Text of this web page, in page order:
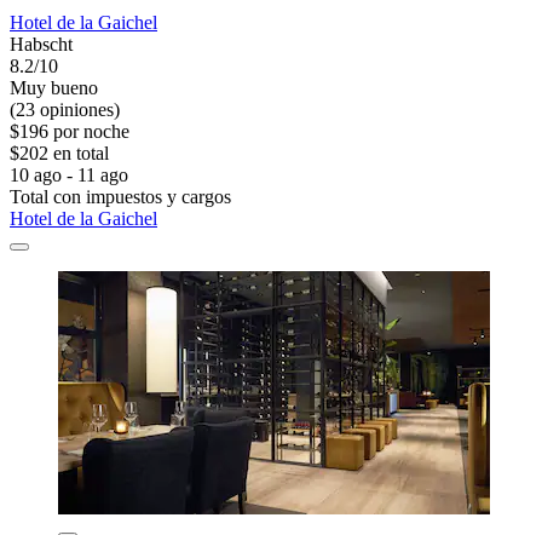
Hotel de la Gaichel
Habscht
8.2/10
Muy bueno
(23 opiniones)
$196 por noche
$202 en total
10 ago - 11 ago
Total con impuestos y cargos
Hotel de la Gaichel